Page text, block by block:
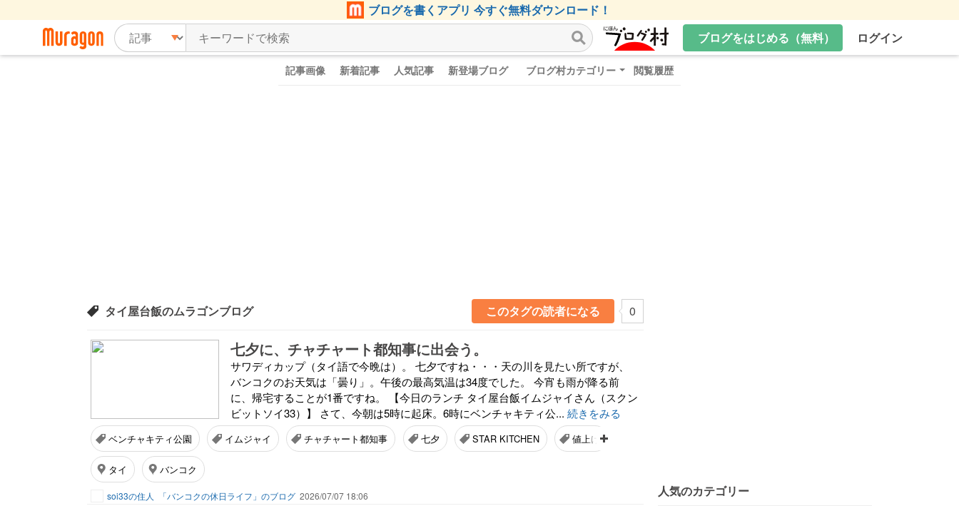
ブログを書くアプリ 今すぐ無料ダウンロード！
ブログをはじめる（無料）
ログイン
記事画像 新着記事 人気記事 新登場ブログ ブログ村カテゴリー 閲覧履歴
タイ屋台飯のムラゴンブログ このタグの読者になる 0
七夕に、チャチャート都知事に出会う。
サワディカップ（タイ語で今晩は）。 七夕ですね・・・天の川を見たい所ですが、
バンコクのお天気は「曇り」。午後の最高気温は34度でした。 今宵も雨が降る前
に、帰宅することが1番ですね。 【今日のランチ タイ屋台飯イムジャイさん（スクン
ビットソイ33）】 さて、今朝は5時に起床。6時にベンチャキティ公... 続きをみる
ベンチャキティ公園 イムジャイ チャチャート都知事 七夕 STAR KITCHEN 値上げ
タイ バンコク
soi33の住人 「バンコクの休日ライフ」のブログ 2026/07/07 18:06
人気のカテゴリー